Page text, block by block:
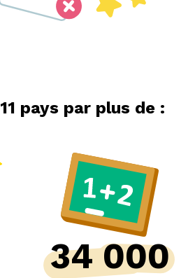
11 pays par plus de :
34 000